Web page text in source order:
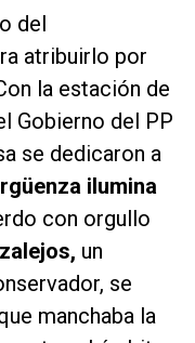
del
atribuirlo por
la estación de
Gobierno del PP
se dedicaron a
ilumina
con orgullo
un
se
manchaba la